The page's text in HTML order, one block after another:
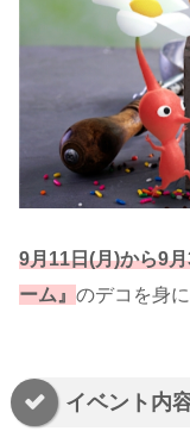
9月11日(月)から9
ーム』 のデコを身
イベント内